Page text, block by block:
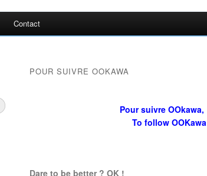
Contact
POUR SUIVRE OOKAWA
Pour suivre OOkawa,
To follow OOKawa
Dare to be better ? OK !